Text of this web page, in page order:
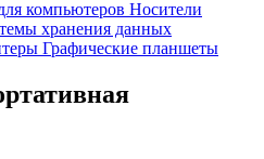
компьютеров Носители
хранения данных
Графические планшеты